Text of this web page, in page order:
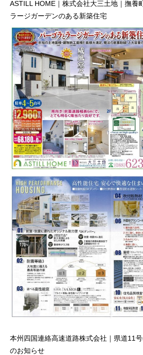
ASTILL HOME｜株式会社大三土地｜撫養
ラージガーデンのある新築住宅
本州四国連絡高速道路株式会社｜県道11
のお知らせ